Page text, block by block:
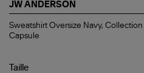
JW ANDERSON
Sweatshirt
Oversize
Navy,
Capsule
Sweatshirt Oversize Navy, Collection
Capsule
Taille